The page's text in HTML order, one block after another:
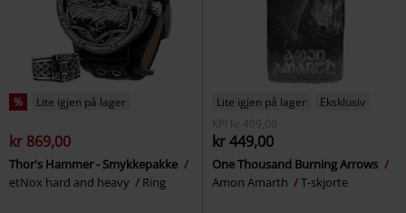
% Lite igjen på lager
kr 869,00
Thor's Hammer - Smykkepakke
etNox hard and heavy
Ring
Lite igjen på lager
Eksklusiv
KPI
kr 499,00
kr 449,00
One Thousand Burning Arrows
Amon Amarth
T-skjorte